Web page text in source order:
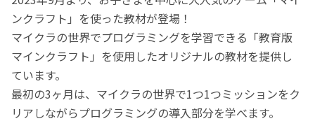
ンクラフト」を使った教材が登場！
マイクラの世界でプログラミングを学習できる「教育版
マインクラフト」を使用したオリジナルの教材を提供し
ています。
最初の3ヶ月は、マイクラの世界で1つ1つミッションをク
リアしながらプログラミングの導入部分を学べます。